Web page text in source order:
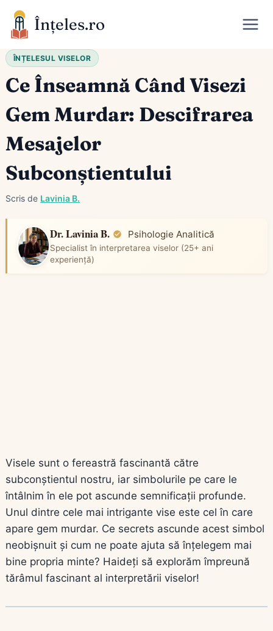
Skip
content
Înțeles.ro
ÎNȚELESUL VISELOR
Ce Înseamnă Când Visezi
Gem Murdar: Descifrarea
Mesajelor
Subconștientului
Scris de Lavinia B.
Dr. Lavinia B. Psihologie Analitică
Specialist în interpretarea viselor (25+ ani
experiență)
Visele sunt o fereastră fascinantă către
subconștientul nostru, iar simbolurile pe care le
întâlnim în ele pot ascunde semnificații profunde.
Unul dintre cele mai intrigante vise este cel în care
apare gem murdar. Ce secrets ascunde acest simbol
neobișnuit și cum ne poate ajuta să înțelegem mai
bine propria minte? Haideți să explorăm împreună
tărâmul fascinant al interpretării viselor!